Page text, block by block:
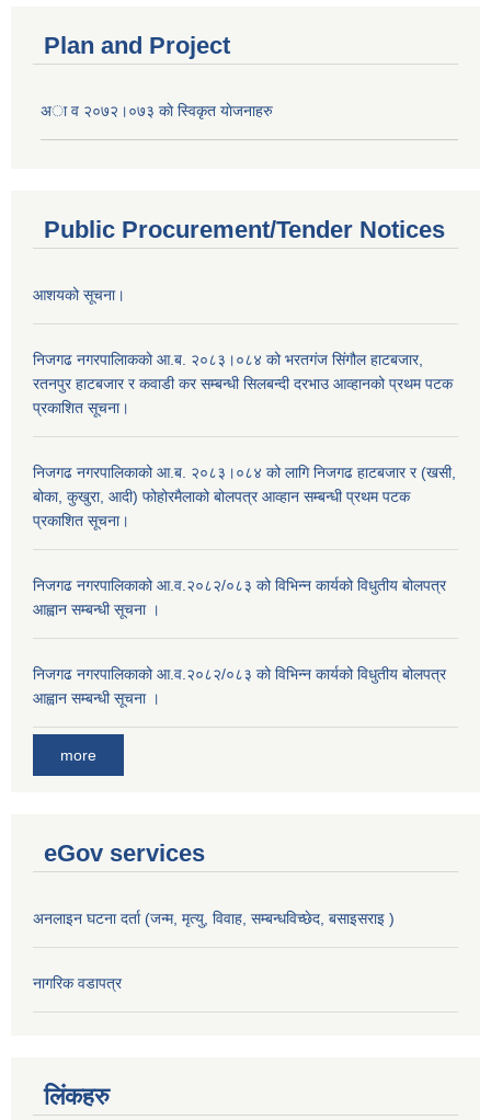
Plan and Project
अा व २०७२।०७३ काे स्विकृत याेजनाहरु
Public Procurement/Tender Notices
आशयको सूचना।
निजगढ नगरपालिाकको आ.ब. २०८३।०८४ को भरतगंज सिंगौल हाटबजार,
रतनपुर हाटबजार र कवाडी कर सम्बन्धी सिलबन्दी दरभाउ आव्हानको प्रथम पटक
प्रकाशित सूचना।
निजगढ नगरपालिकाको आ.ब. २०८३।०८४ को लागि निजगढ हाटबजार र (खसी,
बोका, कुखुरा, आदी) फोहोरमैलाको बोलपत्र आव्हान सम्बन्धी प्रथम पटक
प्रकाशित सूचना।
निजगढ नगरपालिकाको आ.व.२०८२/०८३ को विभिन्न कार्यको विधुतीय बोलपत्र
आह्वान सम्बन्धी सूचना ।
निजगढ नगरपालिकाको आ.व.२०८२/०८३ को विभिन्न कार्यको विधुतीय बोलपत्र
आह्वान सम्बन्धी सूचना ।
more
eGov services
अनलाइन घटना दर्ता (जन्म, मृत्यु, विवाह, सम्बन्धविच्छेद, बसाइसराइ )
नागरिक वडापत्र
लिंकहरु